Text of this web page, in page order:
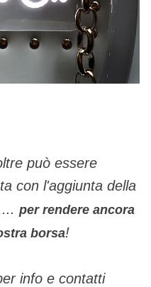
può essere
con l'aggiunta della
per rendere ancora
borsa!
info e contatti